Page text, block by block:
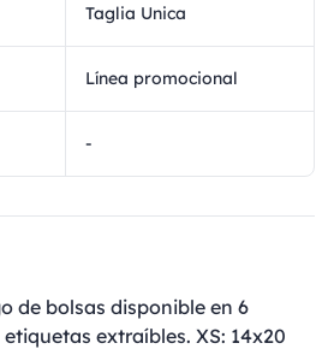
Taglia Unica
Línea promocional
-
de bolsas disponible en 6
extraíbles. XS: 14x20